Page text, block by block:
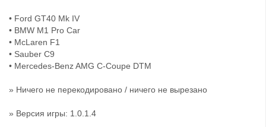
• Ford GT40 Mk IV
• BMW M1 Pro Car
• McLaren F1
• Sauber C9
• Mercedes-Benz AMG C-Coupe DTM
» Ничего не перекодировано / ничего не вырезано
» Версия игры: 1.0.1.4